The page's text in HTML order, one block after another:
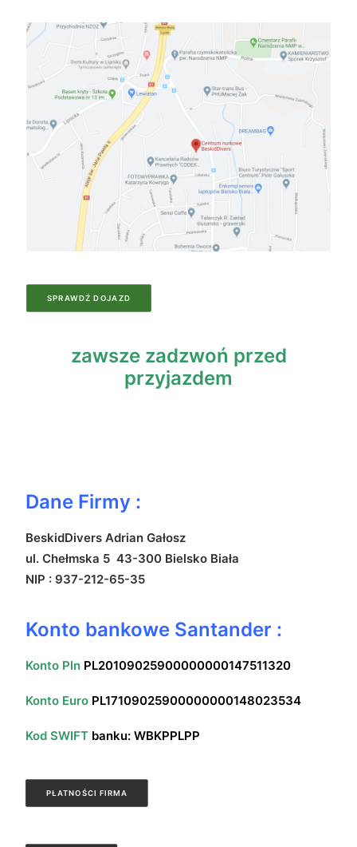
SPRAWDŹ DOJAZD
zawsze zadzwoń przed
przyjazdem
Dane Firmy :
BeskidDivers Adrian Gałosz
ul. Chełmska 5 43-300 Bielsko Biała
NIP : 937-212-65-35
Konto bankowe Santander :
Konto Pln PL20109025900000000147511320
Konto Euro PL17109025900000000148023534
Kod SWIFT banku: WBKPPLPP
PŁATNOŚCI FIRMA